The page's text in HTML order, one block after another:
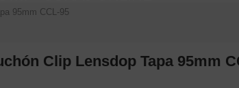
95mm CCL-95
Clip Lensdop Tapa 95mm